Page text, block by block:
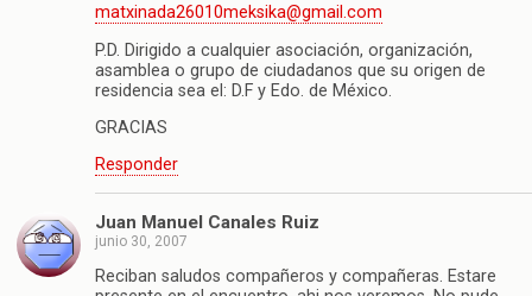
matxinada26010meksika@gmail.com
P.D. Dirigido a cualquier asociación, organización,
asamblea o grupo de ciudadanos que su origen de
residencia sea el: D.F y Edo. de México.
GRACIAS
Responder
Juan Manuel Canales Ruiz
junio 30, 2007
Reciban saludos compañeros y compañeras. Estare